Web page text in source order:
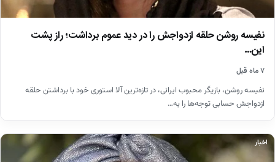
نفیسه روشن حلقه ازدواجش را در دید عموم برداشت؛ راز پشت
این…
۷ ماه قبل
نفیسه روشن، بازیگر محبوب ایرانی، در تازه‌ترین آلا استوری خود با برداشتن حلقه
ازدواجش حسابی توجه‌ها را به…
اخبار